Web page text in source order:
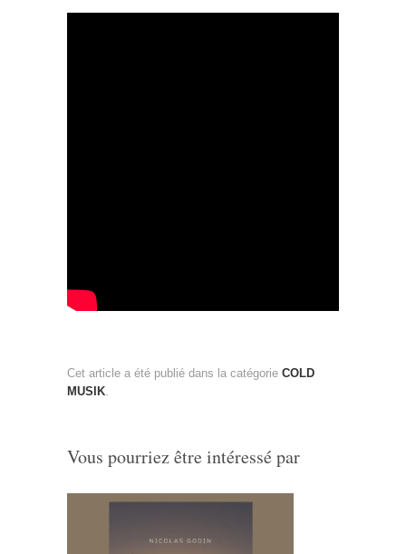
Cet article a été publié dans la catégorie COLD
MUSIK
Vous pourriez être intéressé par